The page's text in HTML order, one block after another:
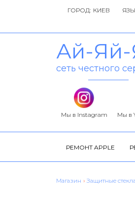
ГОРОД:
Ай-
сеть честного
Мы в Instagram Мы в
РЕМОНТ APPLE
Магазин › Защитные стекла